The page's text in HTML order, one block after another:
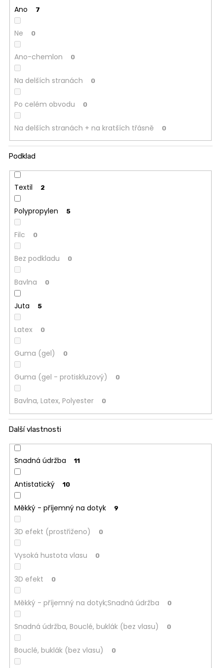
Ano 7
Ne 0
Ano-chemlon 0
Na delších stranách 0
Po celém obvodu 0
Na delších stranách + na kratších třásně 0
Podklad
Textil 2
Polypropylen 5
Filc 0
Bez podkladu 0
Bavlna 0
Juta 5
Latex 0
Guma (gel) 0
Guma (gel - protiskluzový) 0
Bavlna, Latex, Polyester 0
Další vlastnosti
Snadná údržba 11
Antistatický 10
Měkký - příjemný na dotyk 9
3D efekt (prostřiženo) 0
Vysoká hustota vlasu 0
3D efekt 0
Měkký - příjemný na dotyk;Snadná údržba 0
Snadná údržba, Bouclé, buklák (bez vlasu) 0
Bouclé, buklák (bez vlasu) 0